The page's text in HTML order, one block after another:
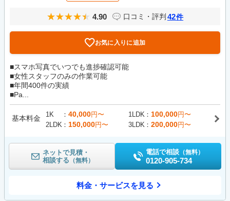
4.90 口コミ・評判 42件
お気に入りに追加
■スマホ写真でいつでも進捗確認可能
■女性スタッフのみの作業可能
■年間400件の実績
■Pa...
基本料金 1K 40,000円〜 1LDK 100,000円〜
2LDK
150,000円〜 3LDK 200,000円〜
ネットで見積・
相談する （無料）
電話で相談 （無料）
0120-905-734
料金・サービスを見る